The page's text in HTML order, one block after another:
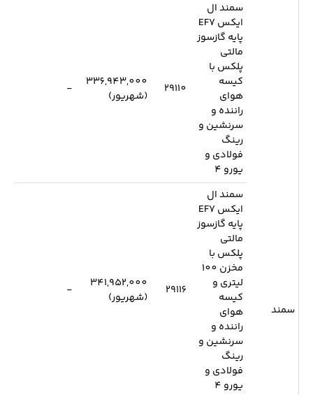
سمند
سمند ال
ایکس EF7
پایه گازسوز
مالتی
پلکس با
کیسه
هوای
راننده و
سرنشین و
رینگ
فولادی و
یورو 4
29110
336,943,000
(شهریور)
-
سمند ال
ایکس EF7
پایه گازسوز
مالتی
پلکس با
مخزن 100
لیتری و
کیسه
هوای
راننده و
سرنشین و
رینگ
فولادی و
یورو 4
29116
341,952,000
(شهریور)
-